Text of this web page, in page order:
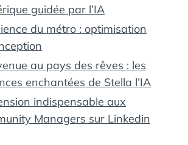
guidée par l’IA
du métro : optimisation
au pays des rêves : les
enchantées de Stella l’IA
indispensable aux
Managers sur Linkedin